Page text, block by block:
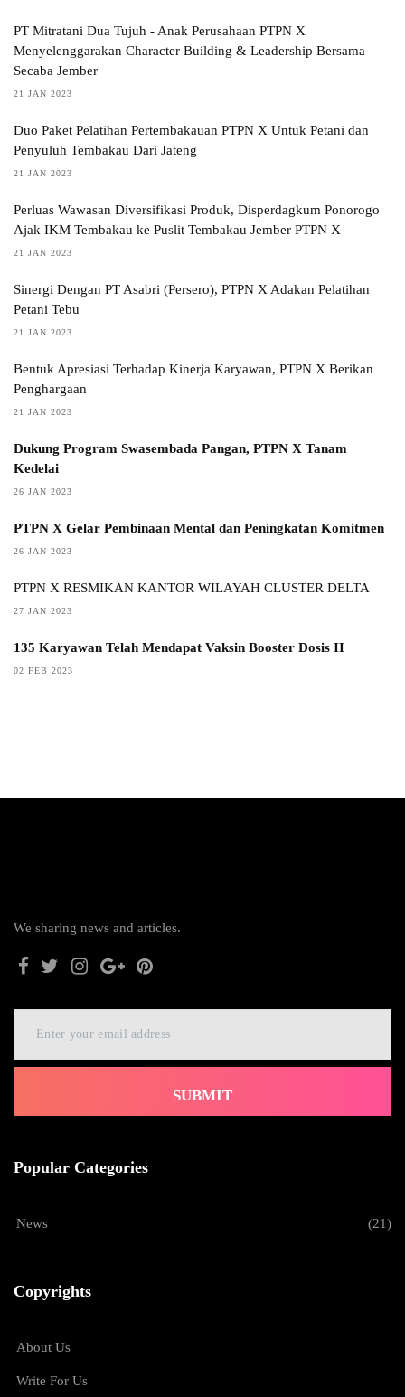
PT Mitratani Dua Tujuh - Anak Perusahaan PTPN X
Menyelenggarakan Character Building & Leadership Bersama
Secaba Jember
21 JAN 2023
Duo Paket Pelatihan Pertembakauan PTPN X Untuk Petani dan
Penyuluh Tembakau Dari Jateng
21 JAN 2023
Perluas Wawasan Diversifikasi Produk, Disperdagkum Ponorogo
Ajak IKM Tembakau ke Puslit Tembakau Jember PTPN X
21 JAN 2023
Sinergi Dengan PT Asabri (Persero), PTPN X Adakan Pelatihan
Petani Tebu
21 JAN 2023
Bentuk Apresiasi Terhadap Kinerja Karyawan, PTPN X Berikan
Penghargaan
21 JAN 2023
Dukung Program Swasembada Pangan, PTPN X Tanam
Kedelai
26 JAN 2023
PTPN X Gelar Pembinaan Mental dan Peningkatan Komitmen
26 JAN 2023
PTPN X RESMIKAN KANTOR WILAYAH CLUSTER DELTA
27 JAN 2023
135 Karyawan Telah Mendapat Vaksin Booster Dosis II
02 FEB 2023
We sharing news and articles.
SUBMIT
Popular Categories
News (21)
Copyrights
About Us
Write For Us